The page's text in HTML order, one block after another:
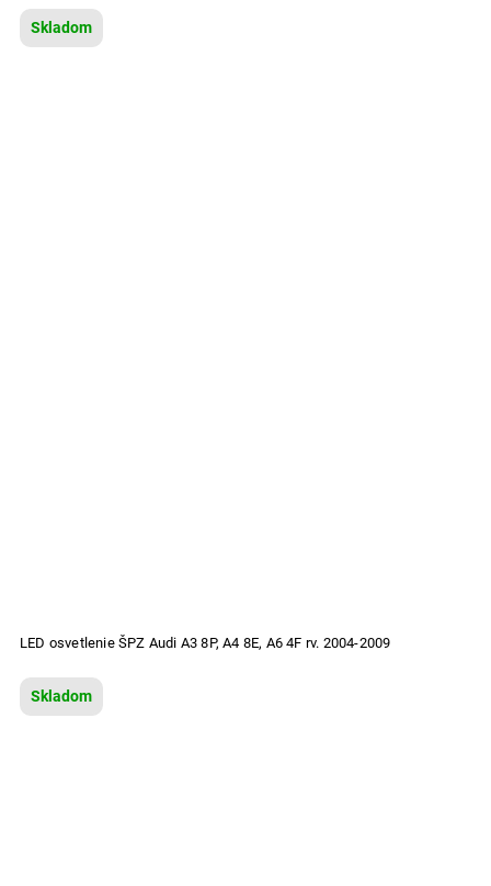
Skladom
LED osvetlenie ŠPZ Audi A3 8P, A4 8E, A6 4F rv. 2004-2009
Skladom